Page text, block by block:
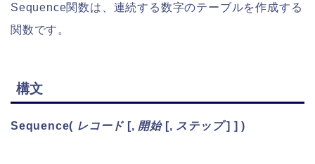
Sequence関数は、連続する数字のテーブルを作成する
関数です。
構文
Sequence( レコード[, 開始[, ステップ] ] )